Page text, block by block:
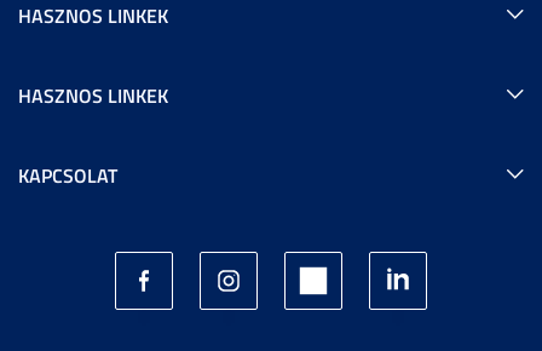
HASZNOS LINKEK
HASZNOS LINKEK
KAPCSOLAT